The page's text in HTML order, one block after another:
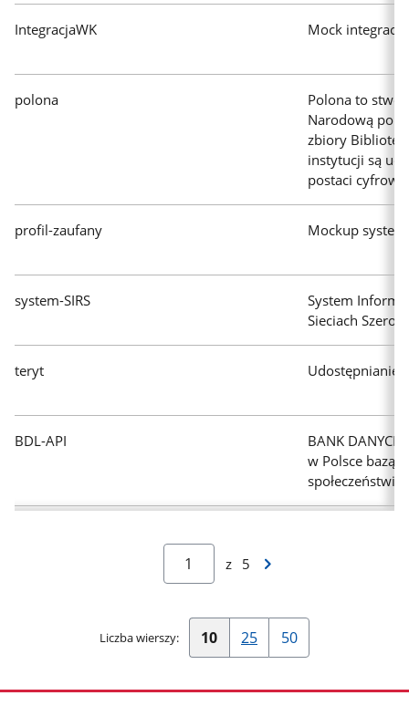
IntegracjaWK Mock integracji
polona
Polona to
Narodową
zbiory
instytucji są
postaci
profil-zaufany Mockup
system-SIRS
System
Sieciach
teryt Udostępnianie
BDL-API
BANK
w Polsce bazą
z 5
Następna
Liczba wierszy:
10
Pokaż
25
Pokaż
50
Pokaż